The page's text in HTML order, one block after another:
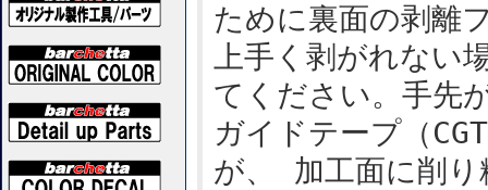
ために裏面の剥離
上手く剥がれない
てください。手先
ガイドテープ（
が、 加工面に削り